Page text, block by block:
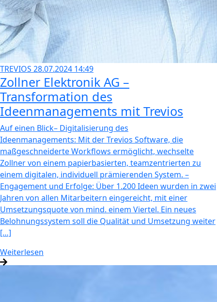
TREVIOS 28.07.2024 14:49
Zollner Elektronik AG –
Transformation des
Ideenmanagements mit Trevios
Auf einen Blick– Digitalisierung des
Ideenmanagements: Mit der Trevios Software, die
maßgeschneiderte Workflows ermöglicht, wechselte
Zollner von einem papierbasierten, teamzentrierten zu
einem digitalen, individuell prämierenden System. –
Engagement und Erfolge: Über 1.200 Ideen wurden in zwei
Jahren von allen Mitarbeitern eingereicht, mit einer
Umsetzungsquote von mind. einem Viertel. Ein neues
Belohnungssystem soll die Qualität und Umsetzung weiter
[…]
Weiterlesen